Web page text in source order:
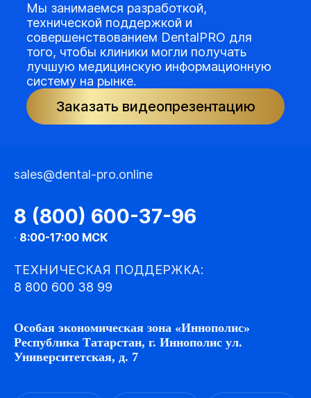
Мы занимаемся разработкой,
технической поддержкой и
совершенствованием DentalPRO для
того, чтобы клиники могли получать
лучшую медицинскую информационную
систему на рынке.
Заказать видеопрезентацию
sales@dental-pro.online
8 (800) 600-37-96
· 8:00-17:00 МСК
ТЕХНИЧЕСКАЯ ПОДДЕРЖКА:
8 800 600 38 99
Особая экономическая зона «Иннополис»
Республика Татарстан, г. Иннополис ул.
Университетская, д. 7